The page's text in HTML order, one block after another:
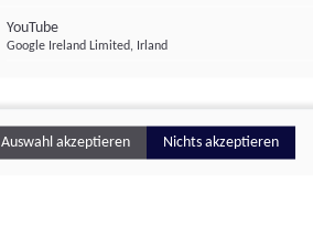
YouTube
Google Ireland Limited, Irland
Auswahl akzeptieren Nichts akzeptieren